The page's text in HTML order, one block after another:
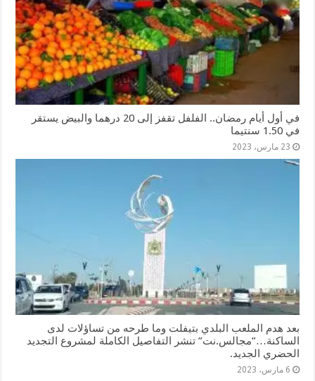
في أول أيام رمضان.. الفلفل تقفز إلى 20 درهما والبيض يستقر
في 1.50 سنتيما
23 مارس، 2023
بعد هدم الملعب البلدي بتيفلت وما طرحه من تساؤلات لدى
الساكنة…”مجالس.نت” تنشر التفاصيل الكاملة لمشروع التجديد
الحضري الجديد.
6 مارس، 2023